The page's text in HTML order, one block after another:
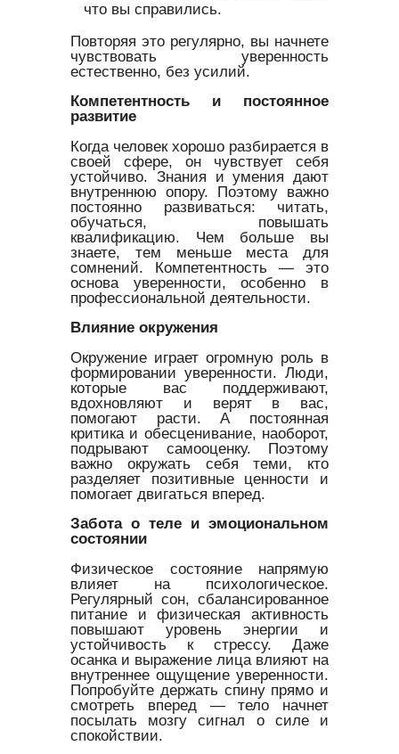
что вы справились.
Повторяя это регулярно, вы начнете
чувствовать уверенность
естественно, без усилий.
Компетентность и постоянное
развитие
Когда человек хорошо разбирается в
своей сфере, он чувствует себя
устойчиво. Знания и умения дают
внутреннюю опору. Поэтому важно
постоянно развиваться: читать,
обучаться, повышать
квалификацию. Чем больше вы
знаете, тем меньше места для
сомнений. Компетентность — это
основа уверенности, особенно в
профессиональной деятельности.
Влияние окружения
Окружение играет огромную роль в
формировании уверенности. Люди,
которые вас поддерживают,
вдохновляют и верят в вас,
помогают расти. А постоянная
критика и обесценивание, наоборот,
подрывают самооценку. Поэтому
важно окружать себя теми, кто
разделяет позитивные ценности и
помогает двигаться вперед.
Забота о теле и эмоциональном
состоянии
Физическое состояние напрямую
влияет на психологическое.
Регулярный сон, сбалансированное
питание и физическая активность
повышают уровень энергии и
устойчивость к стрессу. Даже
осанка и выражение лица влияют на
внутреннее ощущение уверенности.
Попробуйте держать спину прямо и
смотреть вперед — тело начнет
посылать мозгу сигнал о силе и
спокойствии.